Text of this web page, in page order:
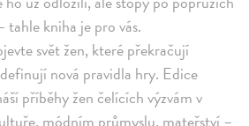
kniha je pro vás.
svět žen, které překračují
nová pravidla hry. Edice
příběhy žen čelících výzvám v